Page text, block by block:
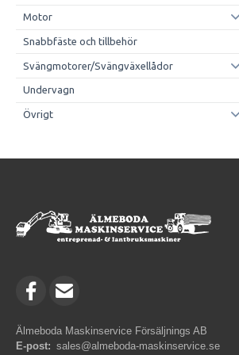
Motor
Snabbfäste och tillbehör
Svängmotorer/Svängväxellådor
Undervagn
Övrigt
Älmeboda Maskinservice Försäljnings AB
E-post: sales@almeboda-maskinservice.se